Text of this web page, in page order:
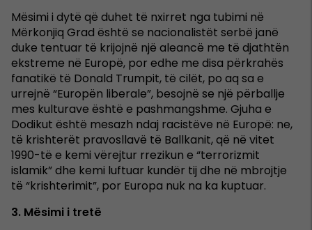
Mësimi i dytë që duhet të nxirret nga tubimi në
Mërkonjiq Grad është se nacionalistët serbë janë
duke tentuar të krijojnë një aleancë me të djathtën
ekstreme në Europë, por edhe me disa përkrahës
fanatikë të Donald Trumpit, të cilët, po aq sa e
urrejnë “Europën liberale”, besojnë se një përballje
mes kulturave është e pashmangshme. Gjuha e
Dodikut është mesazh ndaj racistëve në Europë: ne,
të krishterët pravosllavë të Ballkanit, që në vitet
1990-të e kemi vërejtur rrezikun e “terrorizmit
islamik” dhe kemi luftuar kundër tij dhe në mbrojtje
të “krishterimit”, por Europa nuk na ka kuptuar.
3. Mësimi i tretë